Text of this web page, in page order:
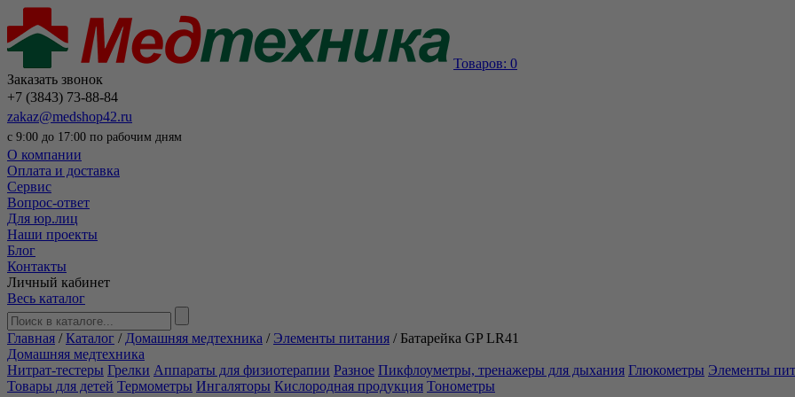
Товаров: 0
Заказать звонок
+7 (3843) 73-88-84
zakaz@medshop42.ru
с 9:00 до 17:00 по рабочим дням
О компании
Оплата и доставка
Сервис
Вопрос-ответ
Для юр.лиц
Наши проекты
Блог
Контакты
Личный кабинет
Весь каталог
Главная /Каталог / Домашняя медтехника / Элементы питания / Батарейка GP LR41
Домашняя медтехника
Нитрат-тестеры Грелки Аппараты для физиотерапии Разное Пикфлоуметры, тренажеры для дыхания Глюкометры Элементы
Товары для детей Термометры Ингаляторы Кислородная продукция Тонометры